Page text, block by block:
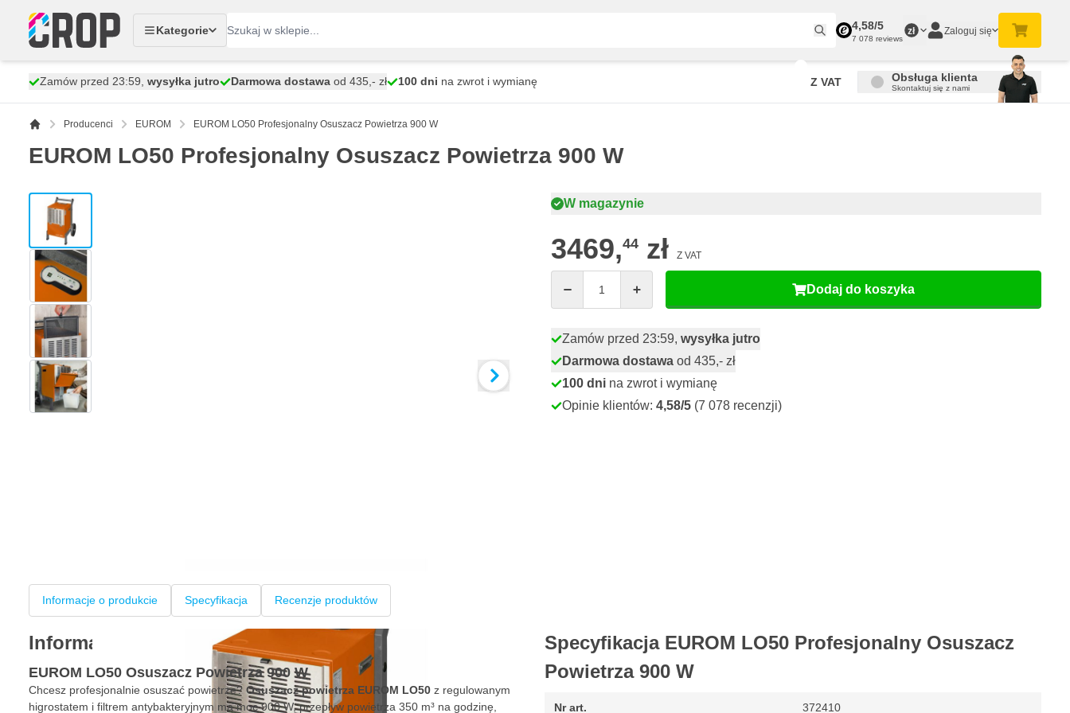
Kategorie
4,58/5
7 078 reviews
zł Zaloguj się
Zamów przed 23:59, wysyłka jutro Darmowa dostawa od 435,- zł 100 dni na zwrot i wymianę Z VAT Obsługa klienta
Skontaktuj się z nami
Producenci EUROM EUROM LO50 Profesjonalny Osuszacz Powietrza 900 W
EUROM LO50 Profesjonalny Osuszacz Powietrza 900 W
View larger image
View larger image
View larger image
View larger image
W magazynie
3469,44 zł Z VAT
Dodaj do koszyka
Zamów przed 23:59, wysyłka jutro
Darmowa dostawa od 435,- zł
100 dni na zwrot i wymianę
Opinie klientów: 4,58/5 (7 078 recenzji)
Informacje o produkcie Specyfikacja Recenzje produktów
Informacje o produkcie
EUROM LO50 Osuszacz Powietrza 900 W
Chcesz profesjonalnie osuszać powietrze? Osuszacz powietrza EUROM LO50 z regulowanym
higrostatem i filtrem antybakteryjnym ma moc 900 W, przepływ powietrza 350 m³ na godzinę,
Specyfikacja EUROM LO50 Profesjonalny Osuszacz
Powietrza 900 W
Nr art. 372410